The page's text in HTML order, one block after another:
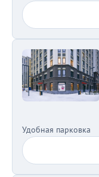
Удобная парковка